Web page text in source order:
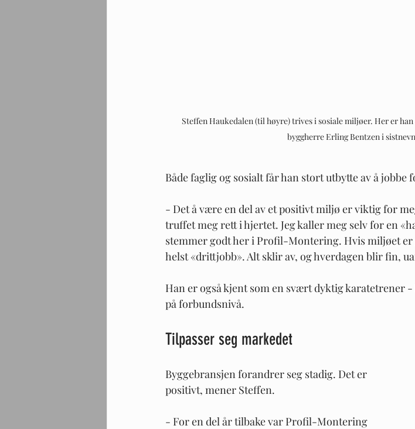
Steffen Haukedalen (til høyre) trives i sosiale miljøer. Her er
byggherre Erling Bentzen i
Både faglig og sosialt får han stort utbytte av å
- Det å være en del av et positivt miljø er viktig for
truffet meg rett i hjertet. Jeg kaller meg selv for en
stemmer godt her i Profil-Montering. Hvis miljøet
helst «drittjobb». Alt sklir av, og hverdagen blir fin,
Han er også kjent som en svært dyktig karatetrener
på forbundsnivå.
Tilpasser seg markedet
Byggebransjen forandrer seg stadig. Det er
positivt, mener Steffen.
- For en del år tilbake var Profil-Montering